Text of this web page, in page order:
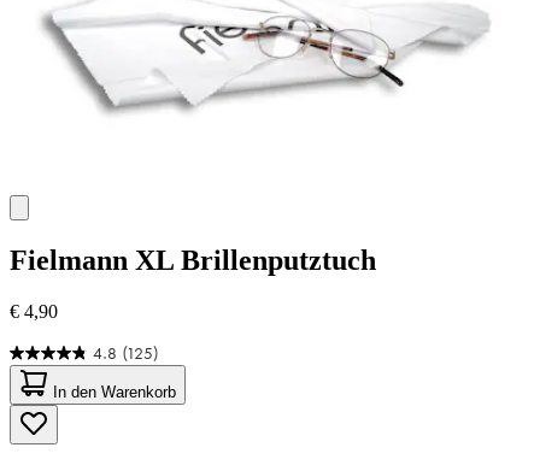
Fielmann XL Brillenputztuch
€ 4,90
4.8 (125)
4.8
von
5
Sternen.
125
In den Warenkorb